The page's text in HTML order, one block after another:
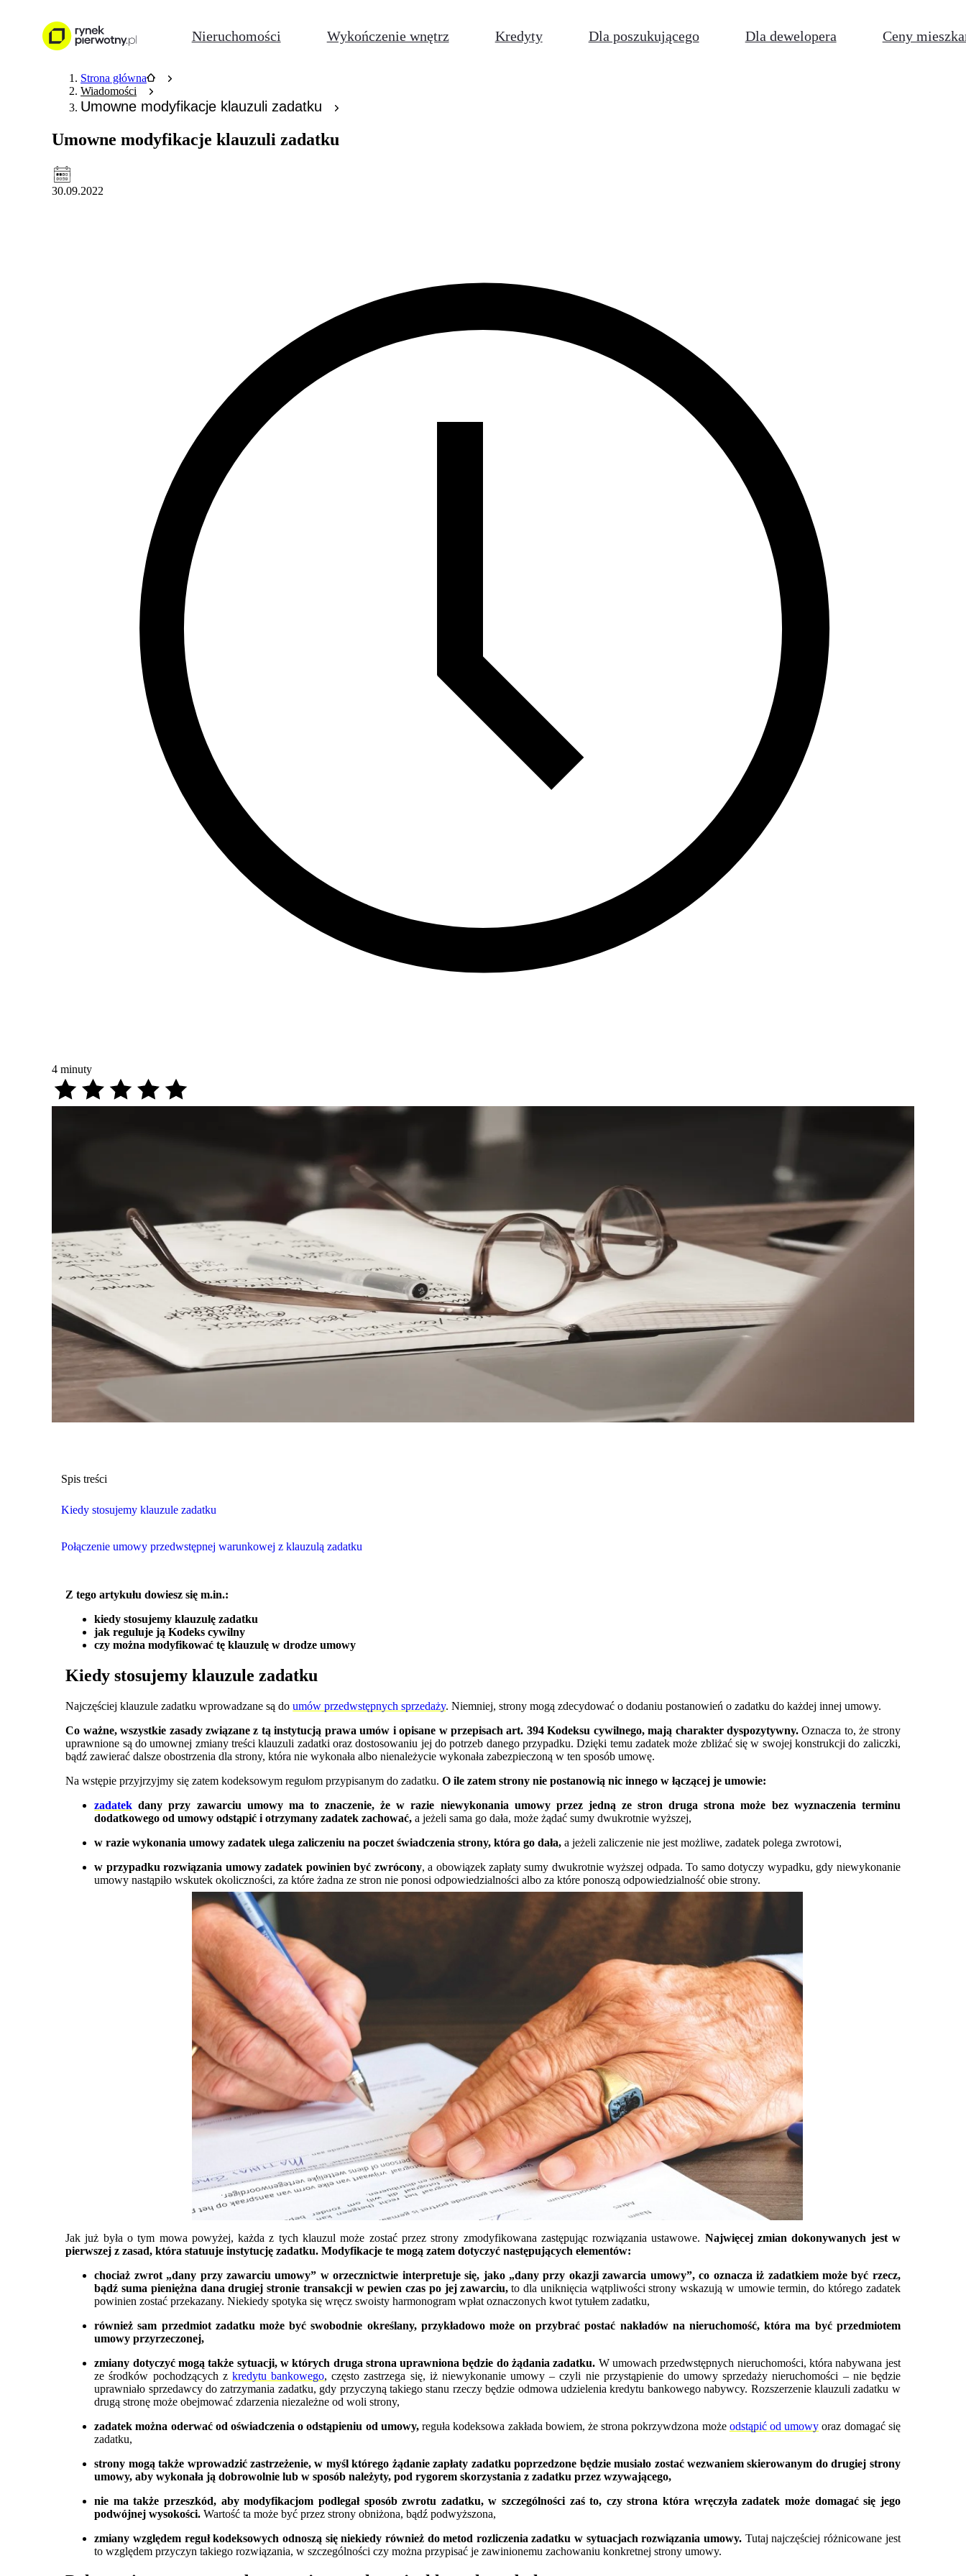
Nieruchomości Wykończenie wnętrz Kredyty Dla poszukującego Dla dewelopera Ceny
Strona główna
Wiadomości
Umowne modyfikacje klauzuli zadatku
Umowne modyfikacje klauzuli zadatku
30.09.2022
4 minuty
Spis treści
Kiedy stosujemy klauzule zadatku
Połączenie umowy przedwstępnej warunkowej z klauzulą zadatku
Z tego artykułu dowiesz się m.in.:
kiedy stosujemy klauzulę zadatku
jak reguluje ją Kodeks cywilny
czy można modyfikować tę klauzulę w drodze umowy
Kiedy stosujemy klauzule zadatku
Najczęściej klauzule zadatku wprowadzane są doumów przedwstępnych sprzedaży. Niemniej, strony mogą zdecydować o dodaniu postanowień o zadatku do każdej innej umowy.
Co ważne, wszystkie zasady związane z tą instytucją prawa umów i opisane w przepisach art. 394 Kodeksu cywilnego, mają charakter dyspozytywny. Oznacza to, że strony
uprawnione są do umownej zmiany treści klauzuli zadatki oraz dostosowaniu jej do potrzeb danego przypadku. Dzięki temu zadatek może zbliżać się w swojej konstrukcji do zaliczki,
bądź zawierać dalsze obostrzenia dla strony, która nie wykonała albo nienależycie wykonała zabezpieczoną w ten sposób umowę.
Na wstępie przyjrzyjmy się zatem kodeksowym regułom przypisanym do zadatku.O ile zatem strony nie postanowią nic innego w łączącej je umowie:
zadatek dany przy zawarciu umowy ma to znaczenie, że w razie niewykonania umowy przez jedną ze stron druga strona może bez wyznaczenia terminu
dodatkowego od umowy odstąpić i otrzymany zadatek zachować, a jeżeli sama go dała, może żądać sumy dwukrotnie wyższej,
w razie wykonania umowy zadatek ulega zaliczeniu na poczet świadczenia strony, która go dała, a jeżeli zaliczenie nie jest możliwe, zadatek polega zwrotowi,
w przypadku rozwiązania umowy zadatek powinien być zwrócony, a obowiązek zapłaty sumy dwukrotnie wyższej odpada. To samo dotyczy wypadku, gdy niewykonanie
umowy nastąpiło wskutek okoliczności, za które żadna ze stron nie ponosi odpowiedzialności albo za które ponoszą odpowiedzialność obie strony.
Jak już była o tym mowa powyżej, każda z tych klauzul może zostać przez strony zmodyfikowana zastępując rozwiązania ustawowe. Najwięcej zmian dokonywanych jest w
pierwszej z zasad, która statuuje instytucję zadatku. Modyfikacje te mogą zatem dotyczyć następujących elementów:
chociaż zwrot „dany przy zawarciu umowy” w orzecznictwie interpretuje się, jako „dany przy okazji zawarcia umowy”, co oznacza iż zadatkiem może być rzecz,
bądź suma pieniężna dana drugiej stronie transakcji w pewien czas po jej zawarciu,to dla uniknięcia wątpliwości strony wskazują w umowie termin, do którego zadatek
powinien zostać przekazany. Niekiedy spotyka się wręcz swoisty harmonogram wpłat oznaczonych kwot tytułem zadatku,
również sam przedmiot zadatku może być swobodnie określany, przykładowo może on przybrać postać nakładów na nieruchomość, która ma być przedmiotem
umowy przyrzeczonej,
zmiany dotyczyć mogą także sytuacji, w których druga strona uprawniona będzie do żądania zadatku. W umowach przedwstępnych nieruchomości, która nabywana jest
ze środków pochodzących z kredytu bankowego, często zastrzega się, iż niewykonanie umowy – czyli nie przystąpienie do umowy sprzedaży nieruchomości – nie będzie
uprawniało sprzedawcy do zatrzymania zadatku, gdy przyczyną takiego stanu rzeczy będzie odmowa udzielenia kredytu bankowego nabywcy. Rozszerzenie klauzuli zadatku w
drugą stronę może obejmować zdarzenia niezależne od woli strony,
zadatek można oderwać od oświadczenia o odstąpieniu od umowy,reguła kodeksowa zakłada bowiem, że strona pokrzywdzona może odstąpić od umowy oraz domagać się
zadatku,
strony mogą także wprowadzić zastrzeżenie, w myśl którego żądanie zapłaty zadatku poprzedzone będzie musiało zostać wezwaniem skierowanym do drugiej strony
umowy, aby wykonała ją dobrowolnie lub w sposób należyty, pod rygorem skorzystania z zadatku przez wzywającego,
nie ma także przeszkód, aby modyfikacjom podlegał sposób zwrotu zadatku, w szczególności zaś to, czy strona która wręczyła zadatek może domagać się jego
podwójnej wysokości. Wartość ta może być przez strony obniżona, bądź podwyższona,
zmiany względem reguł kodeksowych odnoszą się niekiedy również do metod rozliczenia zadatku w sytuacjach rozwiązania umowy. Tutaj najczęściej różnicowane jest
to względem przyczyn takiego rozwiązania, w szczególności czy można przypisać je zawinionemu zachowaniu konkretnej strony umowy.